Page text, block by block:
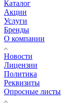
Каталог
Акции
Услуги
Бренды
О компании
Новости
Лицензии
Политика
Реквизиты
Опросные листы